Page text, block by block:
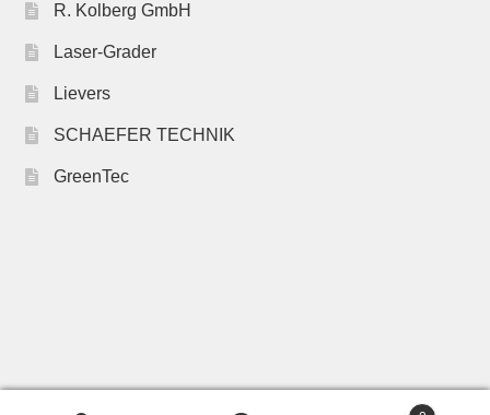
R. Kolberg GmbH
Laser-Grader
Lievers
SCHAEFER TECHNIK
GreenTec